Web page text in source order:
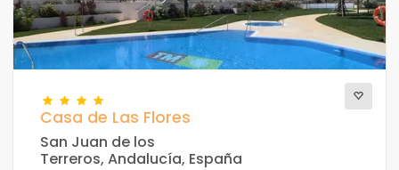
Casa de Las Flores
San Juan de los
Terreros, Andalucía, España